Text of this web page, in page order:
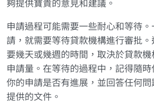
申請過程可能需要一些耐心和等待
請，就需要等待貸款機構進行審批
要幾天或幾週的時間，取決於貸款
申請量。在等待的過程中，記得隨
你的申請是否有進展，並回答任何
提供的文件。